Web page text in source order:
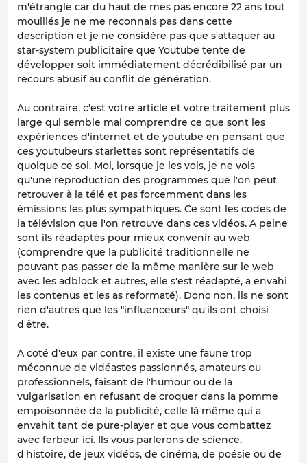
m'étrangle car du haut de mes pas encore 22 ans tout
mouillés je ne me reconnais pas dans cette
description et je ne considère pas que s'attaquer au
star-system publicitaire que Youtube tente de
développer soit immédiatement décrédibilisé par un
recours abusif au conflit de génération.
Au contraire, c'est votre article et votre traitement plus
large qui semble mal comprendre ce que sont les
expériences d'internet et de youtube en pensant que
ces youtubeurs starlettes sont représentatifs de
quoique ce soi. Moi, lorsque je les vois, je ne vois
qu'une reproduction des programmes que l'on peut
retrouver à la télé et pas forcemment dans les
émissions les plus sympathiques. Ce sont les codes de
la télévision que l'on retrouve dans ces vidéos. A peine
sont ils réadaptés pour mieux convenir au web
(comprendre que la publicité traditionnelle ne
pouvant pas passer de la même manière sur le web
avec les adblock et autres, elle s'est réadapté, a envahi
les contenus et les as reformaté). Donc non, ils ne sont
rien d'autres que les "influenceurs" qu'ils ont choisi
d'être.
A coté d'eux par contre, il existe une faune trop
méconnue de vidéastes passionnés, amateurs ou
professionnels, faisant de l'humour ou de la
vulgarisation en refusant de croquer dans la pomme
empoisonnée de la publicité, celle là même qui a
envahit tant de pure-player et que vous combattez
avec ferbeur ici. Ils vous parlerons de science,
d'histoire, de jeux vidéos, de cinéma, de poésie ou de